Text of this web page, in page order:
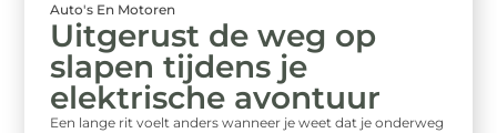
Auto's En Motoren
Uitgerust de weg op
slapen tijdens je
elektrische avontuur
Een lange rit voelt anders wanneer je weet dat je onderweg